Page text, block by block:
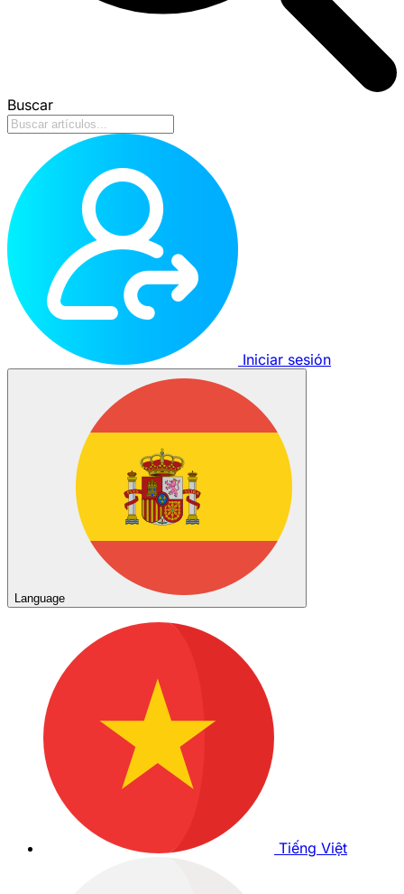
Buscar
Iniciar sesión
Language
Tiếng Việt